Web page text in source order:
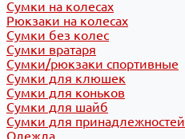
Сумки на колесах
Рюкзаки на колесах
Сумки без колес
Сумки вратаря
Сумки/рюкзаки спортивные
Сумки для клюшек
Сумки для коньков
Сумки для шайб
Сумки для принадлежностей
Одежда